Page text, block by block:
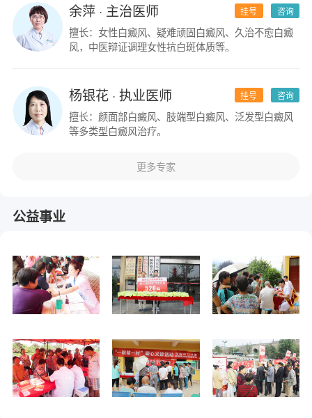
咨询
挂号
余萍· 主治医师
擅长：女性白癜风、疑难顽固白癜风、久治不愈白癜
风，中医辩证调理女性抗白斑体质等。
咨询
挂号
杨银花· 执业医师
擅长：颜面部白癜风、肢端型白癜风、泛发型白癜风
等多类型白癜风治疗。
更多专家
公益事业